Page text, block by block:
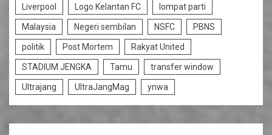
Liverpool Logo Kelantan FC lompat parti
Malaysia Negeri sembilan NSFC PBNS
politik Post Mortem Rakyat United
STADIUM JENGKA Tamu transfer window
Ultrajang UltraJangMag ynwa